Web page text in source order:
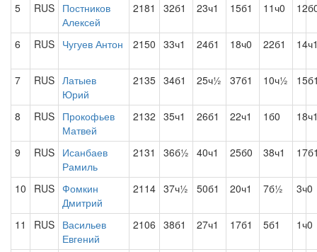
5 RUS Постников
Алексей
2181 32б1 23ч1 15б1 11ч0
6 RUS Чугуев Антон 2150 33ч1 24б1 18ч0 22б1
7 RUS Латыев
Юрий
2135 34б1 25ч½ 37б1 10ч½
8 RUS Прокофьев
Матвей
2132 35ч1 26б1 22ч1 1б0
9 RUS Исанбаев
Рамиль
2131 36б½ 40ч1 25б0 38ч1
10 RUS Фомкин
Дмитрий
2114 37ч½ 50б1 20ч1 7б½ 3ч0
11 RUS Васильев
Евгений
2106 38б1 27ч1 17б1 5б1 1ч0